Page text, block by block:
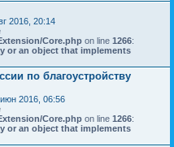
2016, 20:14
Core.php on line 1266:
or an object that implements
по благоустройству
2016, 06:56
Core.php on line 1266:
or an object that implements